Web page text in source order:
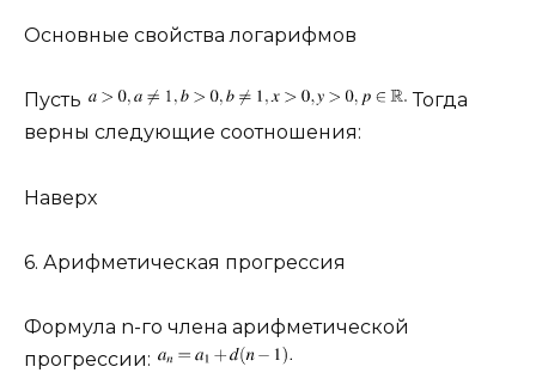
Основные свойства логарифмов
Пусть
Тогда
верны следующие соотношения:
Наверх
6. Арифметическая прогрессия
Формула n-го члена арифметической
прогрессии: